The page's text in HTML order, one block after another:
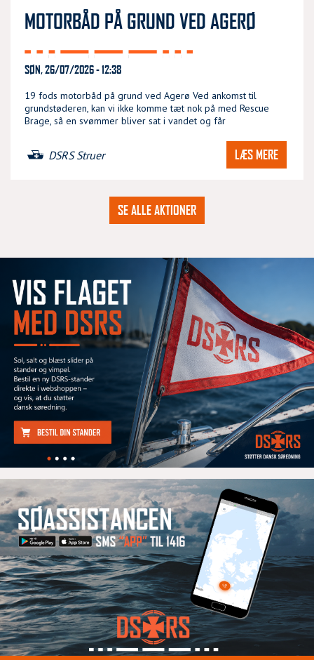
MOTORBÅD PÅ GRUND VED AGERØ
SØN, 26/07/2026 - 12:38
19 fods motorbåd på grund ved Agerø Ved ankomst til
grundstøderen, kan vi ikke komme tæt nok på med Rescue
Brage, så en svømmer bliver sat i vandet og får
DSRS Struer LÆS MERE
SE ALLE AKTIONER